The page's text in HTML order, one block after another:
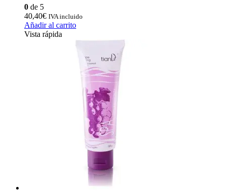
0 de 5
40,40€ IVA incluido
Añadir al carrito
Vista rápida